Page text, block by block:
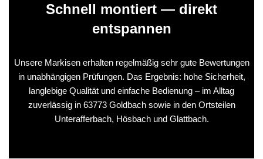
Schnell montiert — direkt
entspannen
Unsere Markisen erhalten regelmäßig sehr gute Bewertungen
in unabhängigen Prüfungen. Das Ergebnis: hohe Sicherheit,
langlebige Qualität und einfache Bedienung – im Alltag
zuverlässig in 63773 Goldbach sowie in den Ortsteilen
Unterafferbach, Hösbach und Glattbach.